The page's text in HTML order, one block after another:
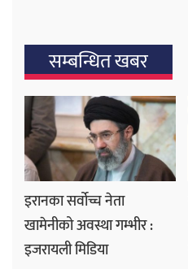
सम्बन्धित खबर
इरानका सर्वोच्च नेता
खामेनीको अवस्था गम्भीर :
इजरायली मिडिया